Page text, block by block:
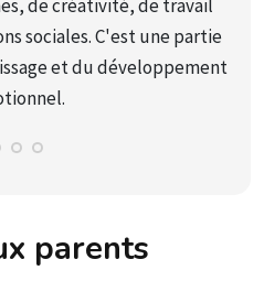
de créativité, de travail
sociales. C'est une partie
et du développement
parents